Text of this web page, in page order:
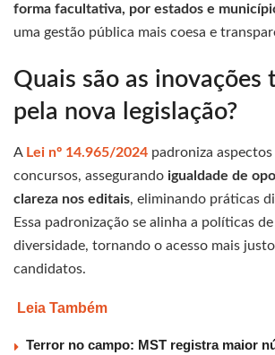
forma facultativa, por estados e
uma gestão pública mais coesa e
Quais são as inovações
pela nova legislação?
A Lei nº 14.965/2024 padroniza
concursos, assegurando igualdade de
clareza nos editais, eliminando práticas
Essa padronização se alinha a políticas
diversidade, tornando o acesso mais
candidatos.
Leia Também
Terror no campo: MST registra maior